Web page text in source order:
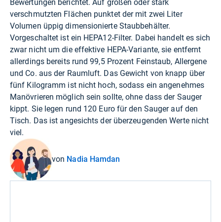
Bewertungen berichtet. Auf großen oder stark
verschmutzten Flächen punktet der mit zwei Liter
Volumen üppig dimensionierte Staubbehälter.
Vorgeschaltet ist ein HEPA12-Filter. Dabei handelt es sich
zwar nicht um die effektive HEPA-Variante, sie entfernt
allerdings bereits rund 99,5 Prozent Feinstaub, Allergene
und Co. aus der Raumluft. Das Gewicht von knapp über
fünf Kilogramm ist nicht hoch, sodass ein angenehmes
Manövrieren möglich sein sollte, ohne dass der Sauger
kippt. Sie legen rund 120 Euro für den Sauger auf den
Tisch. Das ist angesichts der überzeugenden Werte nicht
viel.
von Nadia Hamdan